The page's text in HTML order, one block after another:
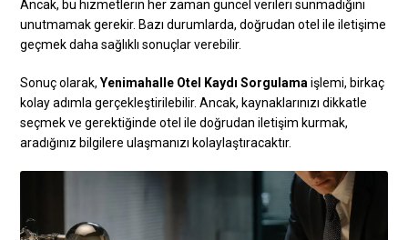
Ancak, bu hizmetlerin her zaman güncel verileri sunmadığını
unutmamak gerekir. Bazı durumlarda, doğrudan otel ile iletişime
geçmek daha sağlıklı sonuçlar verebilir.
Sonuç olarak,Yenimahalle Otel Kaydı Sorgulama işlemi, birkaç
kolay adımla gerçekleştirilebilir. Ancak, kaynaklarınızı dikkatle
seçmek ve gerektiğinde otel ile doğrudan iletişim kurmak,
aradığınız bilgilere ulaşmanızı kolaylaştıracaktır.